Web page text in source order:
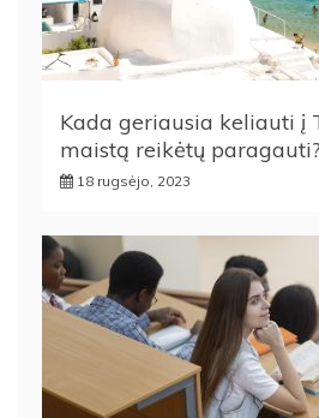
Kada geriausia keliauti į
maistą reikėtų paragauti?
18 rugsėjo, 2023